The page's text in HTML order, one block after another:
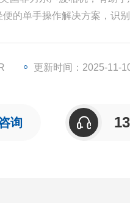
便的单手操作解决方案，识
更新时间：2025-11-
询